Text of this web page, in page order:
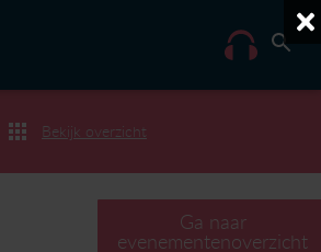
Bekijk overzicht
Ga naar
evenementenoverzicht